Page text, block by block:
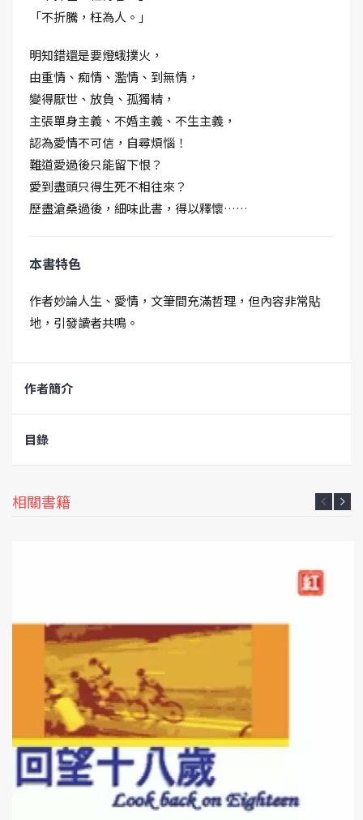
「不折騰，枉為人。」
明知錯還是要燈蛾撲火，
由重情、痴情、濫情、到無情，
變得厭世、放負、孤獨精，
主張單身主義、不婚主義、不生主義，
認為愛情不可信，自尋煩惱！
難道愛過後只能留下恨？
愛到盡頭只得生死不相往來？
歷盡滄桑過後，細味此書，得以釋懷……
本書特色
作者妙論人生、愛情，文筆間充滿哲理，但內容非常貼
地，引發讀者共鳴。
作者簡介
目錄
相關書籍